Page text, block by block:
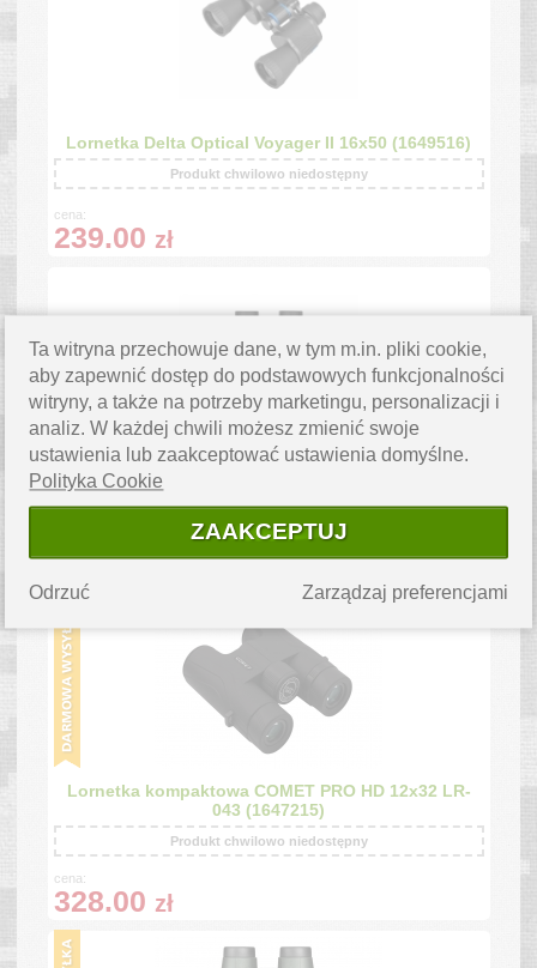
Lornetka Delta Optical Voyager II 16x50 (1649516)
Produkt chwilowo niedostępny
cena:
239.00 zł
Lornetka Delta Optical Voyager II 20x50 (1649517)
Produkt chwilowo niedostępny
249.00
Lornetka kompaktowa COMET PRO HD 12x32 LR-
043 (1647215)
Produkt chwilowo niedostępny
cena:
328.00 zł
Ta witryna przechowuje dane, w tym m.in. pliki cookie,
aby zapewnić dostęp do podstawowych funkcjonalności
witryny, a także na potrzeby marketingu, personalizacji i
analiz. W każdej chwili możesz zmienić swoje
ustawienia lub zaakceptować ustawienia domyślne.
Polityka Cookie
ZAAKCEPTUJ
Zarządzaj preferencjami
Odrzuć